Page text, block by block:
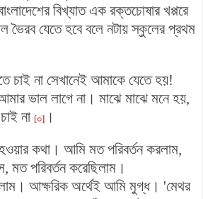
বিখ্যাত এক রক্তচোষার খপ্পরে
ভৈরব যেতে হবে বলে নটায় স্কুলের প্রথম
চাই না সেখানেই আমাকে যেতে হয়!
ভাল লাগে না। মাঝে মাঝে মনে হয়,
না [৩] ।
কথা। আমি মত পরিবর্তন করলাম,
মত পরিবর্তন করেছিলাম।
আক্ষরিক অর্থেই আমি মুগ্ধ। 'মেথর